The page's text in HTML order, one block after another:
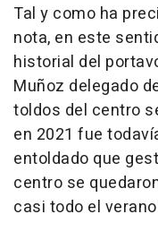
Tal y como ha
nota, en este
historial del
Muñoz delegado
toldos del centro
en 2021 fue
entoldado que
centro se
casi todo el